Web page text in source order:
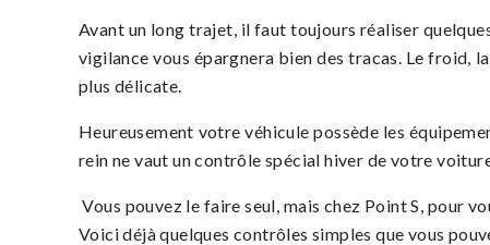
Avant un long trajet, il faut toujours réaliser
vigilance vous épargnera bien des tracas. Le froid,
plus délicate.
Heureusement votre véhicule possède les
rein ne vaut un contrôle spécial hiver de votre
Vous pouvez le faire seul, mais chez Point S, pour
Voici déjà quelques contrôles simples que vous